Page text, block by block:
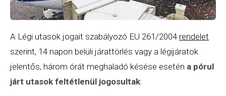
A Légi utasok jogait szabályozó EU 261/2004 rendelet
szerint, 14 napon belüli járattörlés vagy a légijáratok
jelentős, három órát meghaladó késése esetén a pórul
járt utasok feltétlenül jogosultak: